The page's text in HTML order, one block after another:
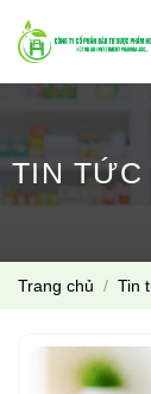
qua
TIN TỨC
Trang chủ / Tin